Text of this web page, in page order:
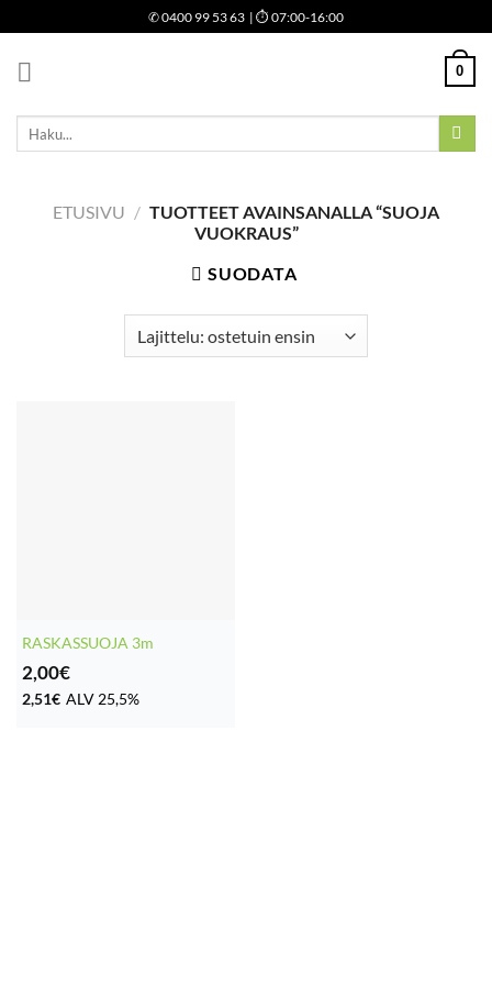
to
content
✆0400 99 53 63 | ⏱ 07:00-16:00
0
Etsi:
ETUSIVU / TUOTTEET AVAINSANALLA “SUOJA
VUOKRAUS”
SUODATA
RASKASSUOJA 3m
2,00€
2,51€ ALV 25,5%